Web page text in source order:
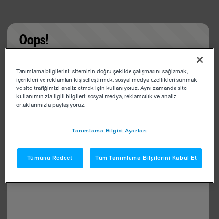
Oops!
app
Tanımlama bilgilerini; sitemizin doğru şekilde çalışmasını sağlamak,
içerikleri ve reklamları kişiselleştirmek, sosyal medya özellikleri sunmak
ve site trafiğimizi analiz etmek için kullanıyoruz. Aynı zamanda site
kullanımınızla ilgili bilgileri; sosyal medya, reklamcılık ve analiz
ortaklarımızla paylaşıyoruz.
Tanımlama Bilgisi Ayarları
Tümünü Reddet Tüm Tanımlama Bilgilerini Kabul Et